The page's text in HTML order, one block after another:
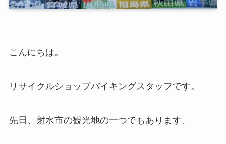
こんにちは。
リサイクルショップバイキングスタッフです。
先日、射水市の観光地の一つでもあります、